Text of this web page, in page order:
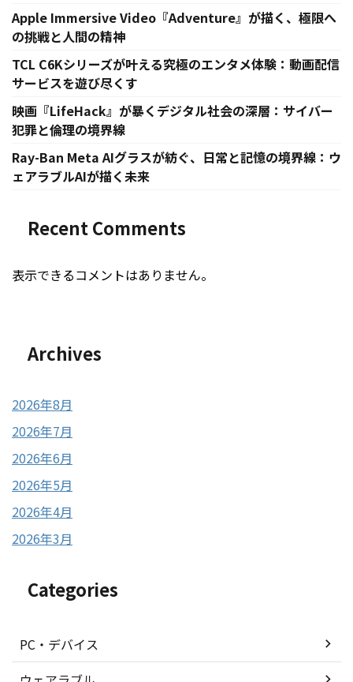
Apple Immersive Video『Adventure』が描く、極限へ
の挑戦と人間の精神
TCL C6Kシリーズが叶える究極のエンタメ体験：動画配信
サービスを遊び尽くす
映画『LifeHack』が暴くデジタル社会の深層：サイバー
犯罪と倫理の境界線
Ray-Ban Meta AIグラスが紡ぐ、日常と記憶の境界線：ウ
ェアラブルAIが描く未来
Recent Comments
表示できるコメントはありません。
Archives
2026年8月
2026年7月
2026年6月
2026年5月
2026年4月
2026年3月
Categories
PC・デバイス